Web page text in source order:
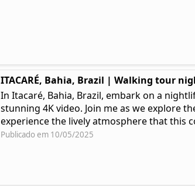
ITACARÉ, Bahia, Brazil | Walking tour
In Itacaré, Bahia, Brazil, embark on a
stunning 4K video. Join me as we explore
experience the lively atmosphere that this
Publicado em 10/05/2025